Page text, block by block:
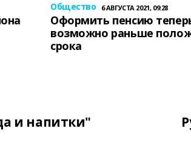
Общество 6 АВГУСТА 2021, 09:28
Оформить пенсию
возможно раньше
срока
и напитки"